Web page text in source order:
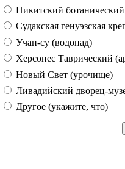
Никитский ботанический
Судакская генуэзская
Учан-су (водопад)
Херсонес Таврический
Новый Свет (урочище)
Ливадийский дворец-
Другое (укажите, что)